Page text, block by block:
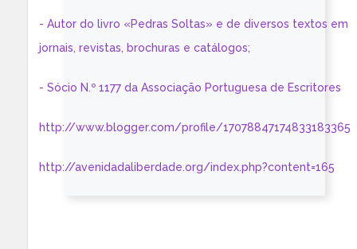
- Autor do livro «Pedras Soltas» e de diversos textos em
jornais, revistas, brochuras e catálogos;
- Sócio N.º 1177 da Associação Portuguesa de Escritores
http://www.blogger.com/profile/17078847174833183365
http://avenidadaliberdade.org/index.php?content=165